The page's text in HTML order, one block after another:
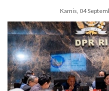
Kamis, 04